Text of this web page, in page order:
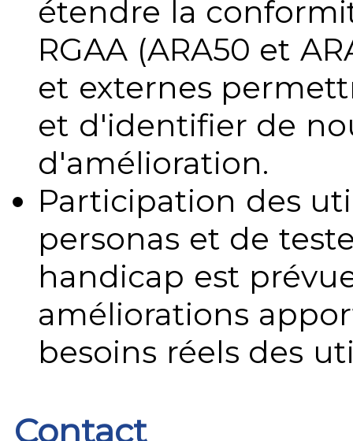
étendre la
RGAA (ARA50 et
et externes
et d'identifier de
d'amélioration.
Participation des
personas et de
handicap est
améliorations
besoins réels des
Contact